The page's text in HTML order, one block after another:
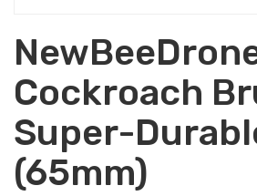
Cockroach
Super-
(65mm)